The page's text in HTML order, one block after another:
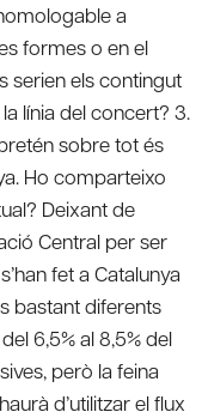
a
formes o en el
serien els contingut
línia del concert? 3.
sobre tot és
Ho comparteixo
Deixant de
Central per ser
fet a Catalunya
bastant diferents
6,5% al 8,5% del
però la feina
d’utilitzar el flux